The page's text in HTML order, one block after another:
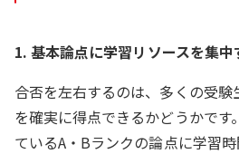
1. 基本論点に学習リソースを集中
合否を左右するのは、多くの受
を確実に得点できるかどうかで
ているA・Bランクの論点に学習